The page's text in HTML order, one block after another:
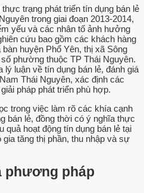
trạng phát triển tín dụng bán lẻ
trong giai đoạn 2013-2014,
yếu và các nhân tố ảnh hưởng
cứu bao gồm các khách hàng
huyện Phổ Yên, thị xã Sông
phường thuộc TP Thái Nguyên.
lý luận về tín dụng bán lẻ, đánh giá
Thái Nguyên, xác định các
pháp phát triển phù hợp.
trong việc làm rõ các khía cạnh
bán lẻ, đồng thời có ý nghĩa thực
quả hoạt động tín dụng bán lẻ tại
tăng thị phần, thu nhập và sự
phương pháp